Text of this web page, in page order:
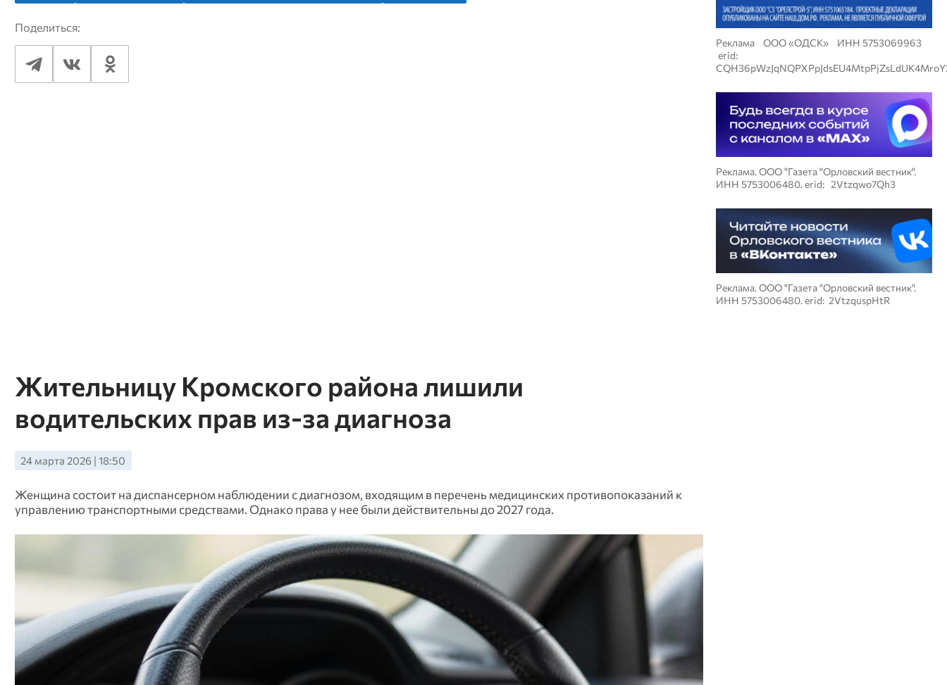
Поделиться:
Реклама ООО «ОДСК» ИНН 5753069963
erid:
Реклама. ООО "Газета "Орловский вестник".
ИНН 5753006480. erid: 2Vtzqwo7Qh3
Реклама. ООО "Газета "Орловский вестник".
ИНН 5753006480. erid: 2VtzquspHtR
Жительницу Кромского района лишили
водительских прав из-за диагноза
24 марта 2026 | 18:50
Женщина состоит на диспансерном наблюдении с диагнозом, входящим в перечень медицинских противопоказаний к
управлению транспортными средствами. Однако права у нее были действительны до 2027 года.